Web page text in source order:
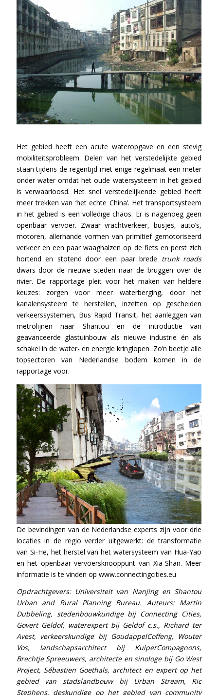
Het gebied heeft een acute wateropgave en een stevig
mobiliteitsprobleem. Delen van het verstedelijkte gebied
staan tijdens de regentijd met enige regelmaat een meter
onder water omdat het oude watersysteem in het gebied
is verwaarloosd. Het snel verstedelijkende gebied heeft
meer trekken van ‘het echte China’. Het transportsysteem
in het gebied is een volledige chaos. Er is nagenoeg geen
openbaar vervoer. Zwaar vrachtverkeer, busjes, auto’s,
motoren, allerhande vormen van primitief gemotoriseerd
verkeer en een paar waaghalzen op de fiets en perst zich
hortend en stotend door een paar brede trunk roads
dwars door de nieuwe steden naar de bruggen over de
rivier. De rapportage pleit voor het maken van heldere
keuzes: zorgen voor meer waterberging, door het
kanalensysteem te herstellen, inzetten op gescheiden
verkeerssystemen, Bus Rapid Transit, het aanleggen van
metrolijnen naar Shantou en de introductie van
geavanceerde glastuinbouw als nieuwe industrie én als
schakel in de water- en energie kringlopen. Zo’n beetje alle
topsectoren van Nederlandse bodem komen in de
rapportage voor.
De bevindingen van de Nederlandse experts zijn voor drie
locaties in de regio verder uitgewerkt: de transformatie
van Si-He, het herstel van het watersysteem van Hua-Yao
en het openbaar vervoersknooppunt van Xia-Shan. Meer
informatie is te vinden op www.connectingcities.eu
Opdrachtgevers: Universiteit van Nanjing en Shantou
Urban and Rural Planning Bureau. Auteurs: Martin
Dubbeling, stedenbouwkundige bij Connecting Cities,
Govert Geldof, waterexpert bij Geldof c.s., Richard ter
Avest, verkeerskundige bij GoudappelCoffeng, Wouter
Vos, landschapsarchitect bij KuiperCompagnons,
Brechtje Spreeuwers, architecte en sinologe bij Go West
Project, Sébastien Goethals, architect en expert op het
gebied van stadslandbouw bij Urban Stream, Ric
Stephens, deskundige op het gebied van community